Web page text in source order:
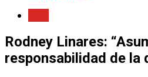
Rodney Linares:
responsabilidad de la